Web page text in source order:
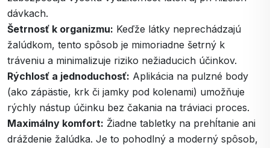
dávkach.
Šetrnosť k organizmu: Keďže látky neprechádzajú
žalúdkom, tento spôsob je mimoriadne šetrný k
tráveniu a minimalizuje riziko nežiaducich účinkov.
Rýchlosť a jednoduchosť: Aplikácia na pulzné body
(ako zápästie, krk či jamky pod kolenami) umožňuje
rýchly nástup účinku bez čakania na tráviaci proces.
Maximálny komfort: Žiadne tabletky na prehĺtanie ani
dráždenie žalúdka. Je to pohodlný a moderný spôsob,